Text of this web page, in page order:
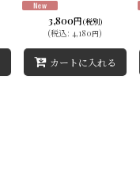
3,800円(税別)
(税込: 4,180円)
カートに入れる